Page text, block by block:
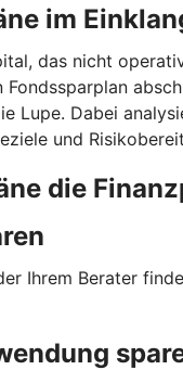
im
das nicht
Lupe. Dabei
und
die
Ihrem Berater